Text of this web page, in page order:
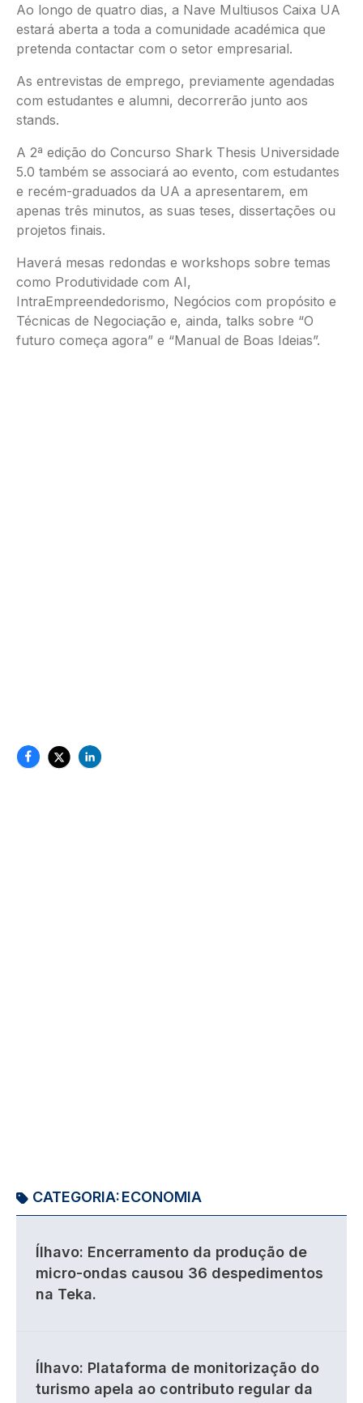
Ao longo de quatro dias, a Nave Multiusos Caixa UA
estará aberta a toda a comunidade académica que
pretenda contactar com o setor empresarial.
As entrevistas de emprego, previamente agendadas
com estudantes e alumni, decorrerão junto aos
stands.
A 2ª edição do Concurso Shark Thesis Universidade
5.0 também se associará ao evento, com estudantes
e recém-graduados da UA a apresentarem, em
apenas três minutos, as suas teses, dissertações ou
projetos finais.
Haverá mesas redondas e workshops sobre temas
como Produtividade com AI,
IntraEmpreendedorismo, Negócios com propósito e
Técnicas de Negociação e, ainda, talks sobre “O
futuro começa agora” e “Manual de Boas Ideias”.
CATEGORIA:ECONOMIA
Ílhavo: Encerramento da produção de
micro-ondas causou 36 despedimentos
na Teka.
Ílhavo: Plataforma de monitorização do
turismo apela ao contributo regular da